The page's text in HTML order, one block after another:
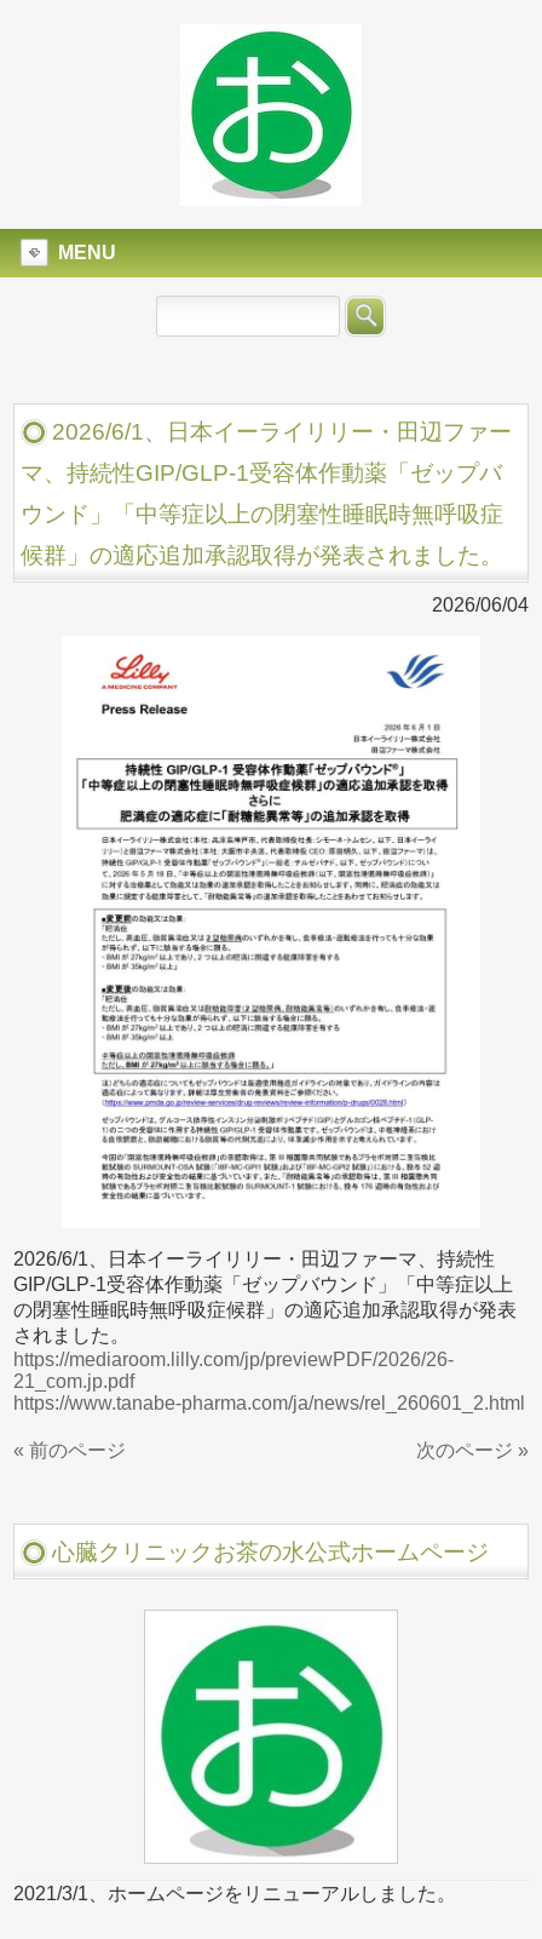
MENU
2026/6/1、日本イーライリリー・田辺ファー
マ、持続性GIP/GLP-1受容体作動薬「ゼップバ
ウンド」「中等症以上の閉塞性睡眠時無呼吸症
候群」の適応追加承認取得が発表されました。
2026/06/04
2026/6/1、日本イーライリリー・田辺ファーマ、持続性
GIP/GLP-1受容体作動薬「ゼップバウンド」「中等症以上
の閉塞性睡眠時無呼吸症候群」の適応追加承認取得が発表
されました。
https://mediaroom.lilly.com/jp/previewPDF/2026/26-
21_com.jp.pdf
https://www.tanabe-pharma.com/ja/news/rel_260601_2.html
« 前のページ 次のページ »
心臓クリニックお茶の水公式ホームページ
2021/3/1、ホームページをリニューアルしました。